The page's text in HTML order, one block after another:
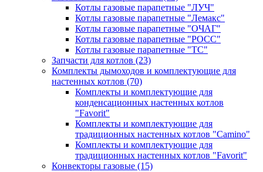
Котлы газовые парапетные "ЛУЧ"
Котлы газовые парапетные "Лемакс"
Котлы газовые парапетные "ОЧАГ"
Котлы газовые парапетные "РОСС"
Котлы газовые парапетные "ТС"
Запчасти для котлов (23)
Комплекты дымоходов и комплектующие для
настенных котлов (70)
Комплекты и комплектующие для
конденсационных настенных котлов
"Favorit"
Комплекты и комплектующие для
традиционных настенных котлов "Camino"
Комплекты и комплектующие для
традиционных настенных котлов "Favorit"
Конвекторы газовые (15)